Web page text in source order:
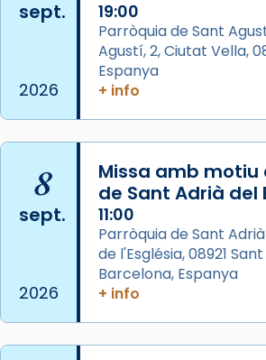
Aquest dilluns, 27 de juliol, ha
missa d’acció de gràcies en
comitè organitzador de la
del Sant Pare Lleó XIV a
L’arquebisbe de Barcelona,
Josep Omella, ha presidit la
concelebrat el bisbe auxiliar
Mons. David Abadías.
📸 Dr. G. Simón
View on Facebook ·
Arquebisbat de
sept.
2026
19:00
Parròquia de Sant
Agustí, 2, Ciutat Vella,
Espanya
+ info
8
sept.
2026
Missa amb motiu
de Sant Adrià del
11:00
Parròquia de Sant
de l'Església, 08921
Barcelona, Espanya
+ info